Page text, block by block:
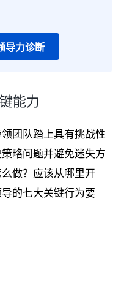
导力诊断
能力
团队踏上具有挑战性
略问题并避免迷失方
做？应该从哪里开
的七大关键行为要